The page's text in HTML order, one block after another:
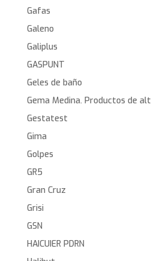
Gafas
Galeno
Galiplus
GASPUNT
Geles de baño
Gema Medina. Productos de
Gestatest
Gima
Golpes
GR5
Gran Cruz
Grisi
GSN
HAICUIER PDRN